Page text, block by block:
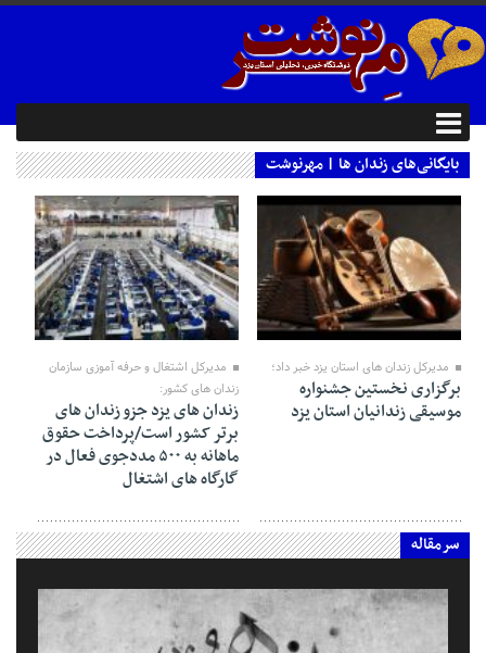
بایگانی‌های زندان ها | مهرنوشت
20 مارس 2019
مدیرکل زندان های استان یزد خبر داد؛
برگزاری نخستین جشنواره
موسیقی زندانیان استان یزد
16 ژانویه 2019
مدیرکل اشتغال و حرفه آموزی سازمان
زندان های کشور:
زندان های یزد جزو زندان های
برتر کشور است/پرداخت حقوق
ماهانه به ۵۰۰ مددجوی فعال در
گارگاه های اشتغال
سرمقاله